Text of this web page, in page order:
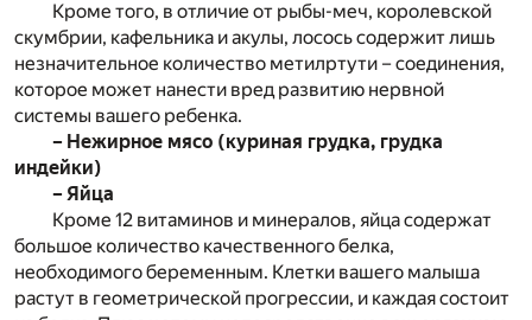
Кроме того, в отличие от рыбы-меч, королевской
скумбрии, кафельника и акулы, лосось содержит лишь
незначительное количество метилртути – соединения,
которое может нанести вред развитию нервной
системы вашего ребенка.
– Нежирное мясо (куриная грудка, грудка
индейки)
– Яйца
Кроме 12 витаминов и минералов, яйца содержат
большое количество качественного белка,
необходимого беременным. Клетки вашего малыша
растут в геометрической прогрессии, и каждая состоит